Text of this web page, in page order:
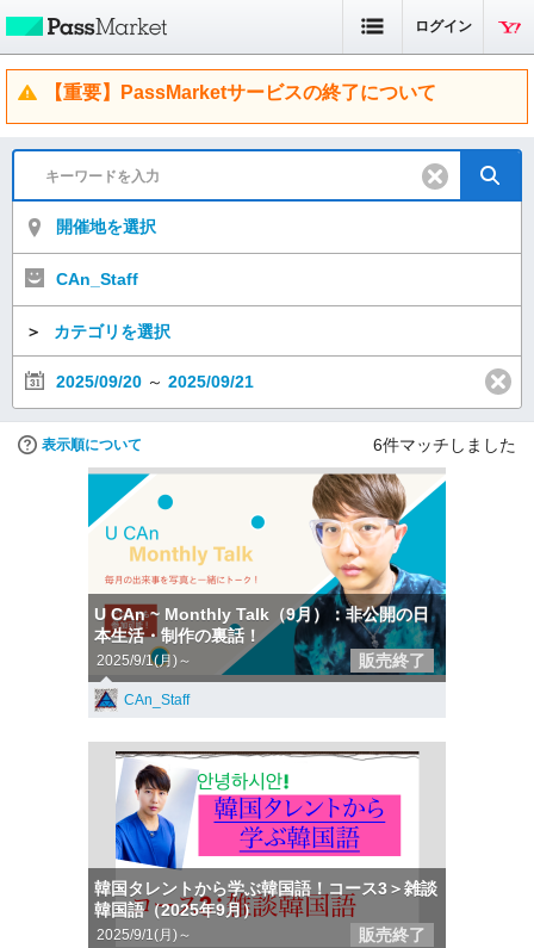
ログイン
【重要】PassMarketサービスの終了について
開催地を選択
CAn_Staff
＞ カテゴリを選択
2025/09/20 ～ 2025/09/21
表示順について 6件マッチしました
U CAn ~ Monthly Talk（9月）：非公開の日
本生活・制作の裏話！
2025/9/1(月)～ 販売終了
CAn_Staff
韓国タレントから学ぶ韓国語！コース3＞雑談
韓国語（2025年9月）
2025/9/1(月)～ 販売終了